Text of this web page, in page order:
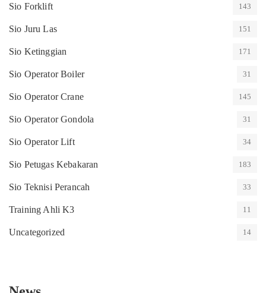
Sio Forklift 143
Sio Juru Las 151
Sio Ketinggian 171
Sio Operator Boiler 31
Sio Operator Crane 145
Sio Operator Gondola 31
Sio Operator Lift 34
Sio Petugas Kebakaran 183
Sio Teknisi Perancah 33
Training Ahli K3 11
Uncategorized 14